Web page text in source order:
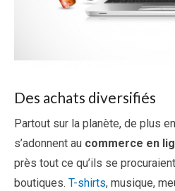
Des achats diversifiés
Partout sur la planète, de plus
s’adonnent au commerce en
près tout ce qu’ils se
boutiques. T-shirts, musique,